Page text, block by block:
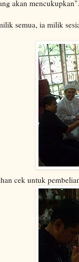
akan mencukupkan".
semua, ia milik
cek untuk